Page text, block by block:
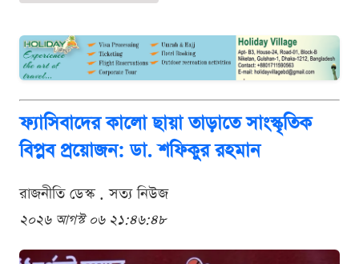
ফ্যাসিবাদের কালো ছায়া তাড়াতে সাংস্কৃতিক
বিপ্লব প্রয়োজন: ডা. শফিকুর রহমান
রাজনীতি ডেস্ক . সত্য নিউজ
২০২৬ আগস্ট ০৬ ২১:৪৬:৪৮